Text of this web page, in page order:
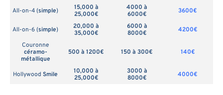
All-on-4 (simple)
15,000 à
25,000€
4000 à
6000€
3600€
All-on-6 (simple)
20,000 à
35,000€
6000 à
8000€
4200€
Couronne
céramo-
métallique
500 à 1200€ 150 à 300€ 140€
Hollywood Smile
10,000 à
25,000€
3000 à
8000€
4000€